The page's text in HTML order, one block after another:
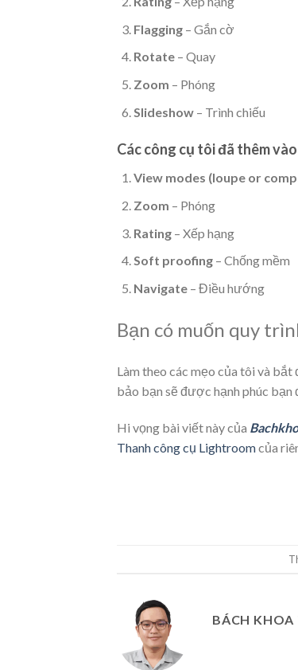
Flagging– Gắn cờ
Rotate– Quay
Zoom – Phóng
Slideshow– Trình chiếu
Các công cụ tôi đã thêm
View modes (loupe or
Zoom – Phóng
Rating– Xếp hạng
Soft proofing– Chống mềm
Navigate– Điều hướng
Bạn có muốn quy
Làm theo các mẹo của tôi và
bảo bạn sẽ được hạnh phúc bạn
Hi vọng bài viết này của
Thanh công cụ Lightroomcủa
BÁCH KHOA